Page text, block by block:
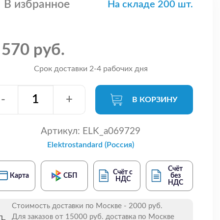
В избранное На складе 200 шт.
руб.
Срок доставки 2-4 рабочих дня
- + В КОРЗИНУ
Артикул: ELK_a069729
Elektrostandard (Россия)
Карта СБП
Счёт с
НДС
Счёт
без
НДС
Стоимость доставки по Москве - 2000 руб.
Для заказов от 15000 руб. доставка по Москве